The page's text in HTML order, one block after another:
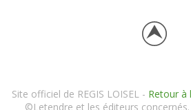
Site officiel de REGIS LOISEL - Retour à
©Letendre et les éditeurs